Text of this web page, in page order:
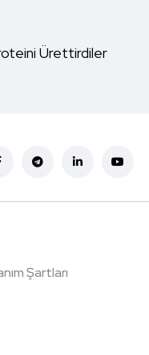
Ürettirdiler
Şartları